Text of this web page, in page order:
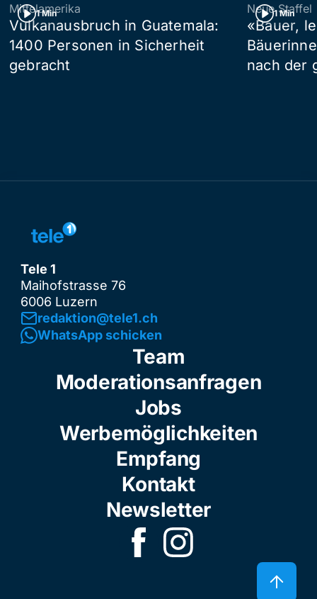
1 Min
Mittelamerika
Vulkanausbruch in Guatemala:
1400 Personen in Sicherheit
gebracht
1 Min
Neue Staffel
«Bauer,
nach der
Tele 1
Maihofstrasse 76
6006 Luzern
redaktion@tele1.ch
WhatsApp schicken
Team
Moderationsanfragen
Jobs
Werbemöglichkeiten
Empfang
Kontakt
Newsletter